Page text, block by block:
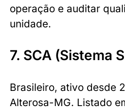
operação e auditar
unidade.
7. SCA (Sistema
Brasileiro, ativo desde
Alterosa-MG. Listado